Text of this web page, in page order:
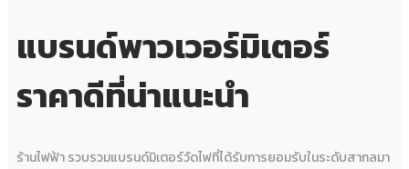
แบรนด์พาวเวอร์มิเตอร์
ราคาดีที่น่าแนะนำ
ร้านไฟฟ้า รวบรวมแบรนด์มิเตอร์วัดไฟที่ได้รับการยอมรับในระดับสากลมา